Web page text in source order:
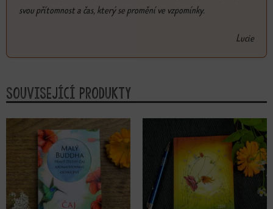
svou přítomnost a čas, který se promění ve vzpomínky.
Lucie
Související produkty